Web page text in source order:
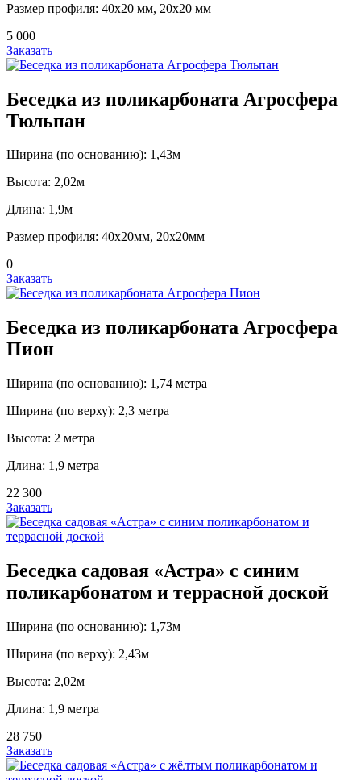
Размер профиля: 40х20 мм, 20х20 мм
5 000
Заказать
Беседка из поликарбоната Агросфера
Тюльпан
Ширина (по основанию): 1,43м
Высота: 2,02м
Длина: 1,9м
Размер профиля: 40х20мм, 20х20мм
0
Заказать
Беседка из поликарбоната Агросфера
Пион
Ширина (по основанию): 1,74 метра
Ширина (по верху): 2,3 метра
Высота: 2 метра
Длина: 1,9 метра
22 300
Заказать
Беседка садовая «Астра» с синим
поликарбонатом и террасной доской
Ширина (по основанию): 1,73м
Ширина (по верху): 2,43м
Высота: 2,02м
Длина: 1,9 метра
28 750
Заказать